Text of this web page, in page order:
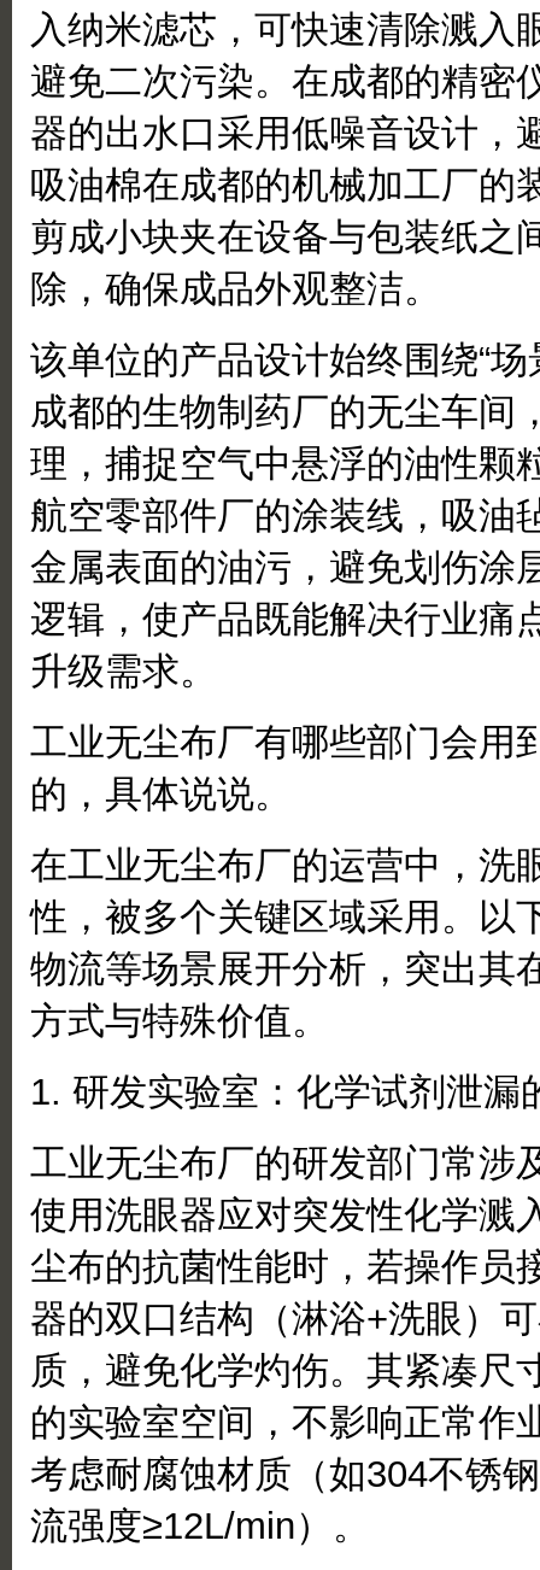
入纳米滤芯，可快速清除溅入
避免二次污染。在成都的精密
器的出水口采用低噪音设计，
吸油棉在成都的机械加工厂的
剪成小块夹在设备与包装纸之
除，确保成品外观整洁。
该单位的产品设计始终围绕“
成都的生物制药厂的无尘车间
理，捕捉空气中悬浮的油性颗
航空零部件厂的涂装线，吸油
金属表面的油污，避免划伤涂
逻辑，使产品既能解决行业痛
升级需求。
工业无尘布厂有哪些部门会用
的，具体说说。
在工业无尘布厂的运营中，洗
性，被多个关键区域采用。以
物流等场景展开分析，突出其
方式与特殊价值。
1. 研发实验室：化学试剂泄漏
工业无尘布厂的研发部门常涉
使用洗眼器应对突发性化学溅
尘布的抗菌性能时，若操作员
器的双口结构（淋浴+洗眼）
质，避免化学灼伤。其紧凑尺
的实验室空间，不影响正常作
考虑耐腐蚀材质（如304不锈
流强度≥12L/min）。